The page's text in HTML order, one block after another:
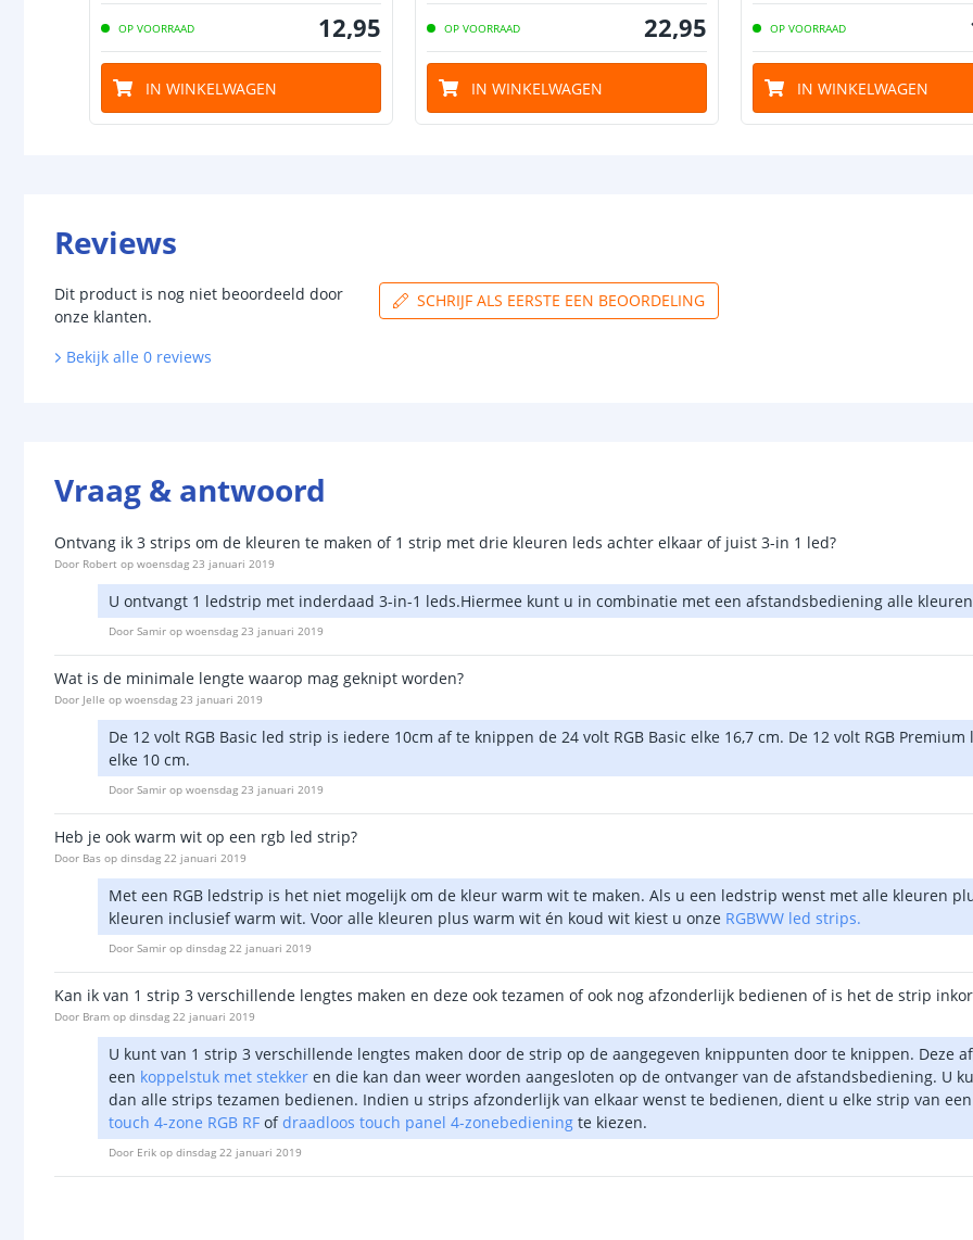
Aansluiting
Aansluiting
OP VOORRAAD 12,95
IN WINKELWAGEN
OP VOORRAAD 22,95
IN WINKELWAGEN
OP VOORRAAD
IN WINKELWAGEN
Reviews
Dit product is nog niet beoordeeld door
onze klanten.
SCHRIJF ALS EERSTE EEN BEOORDELING
Bekijk alle 0 reviews
Vraag & antwoord
Ontvang ik 3 strips om de kleuren te maken of 1 strip met drie kleuren leds achter elkaar of juist 3-in 1 led?
Door Robert op woensdag 23 januari 2019
U ontvangt 1 ledstrip met inderdaad 3-in-1 leds.Hiermee kunt u in combinatie met een afstandsbediening alle
Door Samir op woensdag 23 januari 2019
Wat is de minimale lengte waarop mag geknipt worden?
Door Jelle op woensdag 23 januari 2019
De 12 volt RGB Basic led strip is iedere 10cm af te knippen de 24 volt RGB Basic elke 16,7 cm. De 12 volt RGB
elke 10 cm.
Door Samir op woensdag 23 januari 2019
Heb je ook warm wit op een rgb led strip?
Door Bas op dinsdag 22 januari 2019
Met een RGB ledstrip is het niet mogelijk om de kleur warm wit te maken. Als u een ledstrip wenst met alle kleuren
kleuren inclusief warm wit. Voor alle kleuren plus warm wit én koud wit kiest u onze RGBWW led strips.
Door Samir op dinsdag 22 januari 2019
Kan ik van 1 strip 3 verschillende lengtes maken en deze ook tezamen of ook nog afzonderlijk bedienen of is het de strip
Door Bram op dinsdag 22 januari 2019
U kunt van 1 strip 3 verschillende lengtes maken door de strip op de aangegeven knippunten door te knippen. Deze
een koppelstuk met stekker en die kan dan weer worden aangesloten op de ontvanger van de afstandsbediening. U
dan alle strips tezamen bedienen. Indien u strips afzonderlijk van elkaar wenst te bedienen, dient u elke strip van
touch 4-zone RGB RF ofdraadloos touch panel 4-zonebediening te kiezen.
Door Erik op dinsdag 22 januari 2019